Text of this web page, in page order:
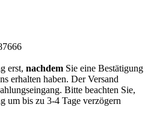
erst, nachdem Sie eine Bestätigung
erhalten haben. Der Versand
Bitte beachten Sie,
um bis zu 3-4 Tage verzögern